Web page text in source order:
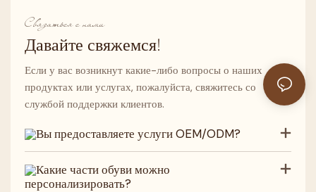
Связаться с нами
Давайте свяжемся!
Если у вас возникнут какие-либо вопросы о наших
продуктах или услугах, пожалуйста, свяжитесь со
службой поддержки клиентов.
Вы предоставляете услуги OEM/ODM?
Какие части обуви можно
персонализировать?